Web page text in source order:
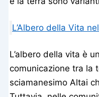
L’Albero della Vita
L’albero della vita è
comunicazione tra la
sciamanesimo Altai